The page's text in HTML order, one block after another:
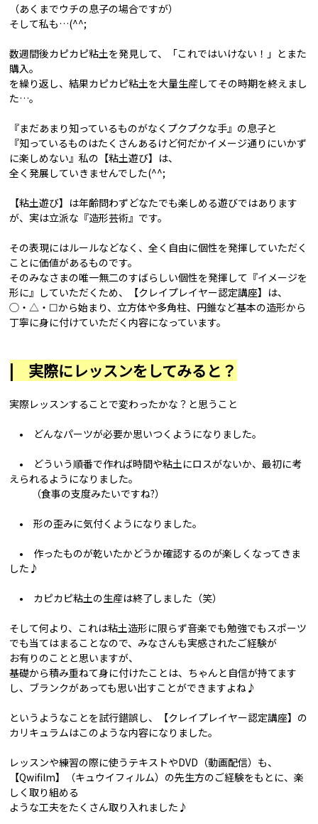
（あくまでウチの息子の場合ですが）
そして私も…(^^;
数週間後カピカピ粘土を発見して、「これではいけない！」とまた
購入。
を繰り返し、結果カピカピ粘土を大量生産してその時期を終えまし
た…。
『まだあまり知っているものがなくプクプクな手』の息子と
『知っているものはたくさんあるけど何だかイメージ通りにいかず
に楽しめない』私の【粘土遊び】は、
全く発展していきませんでした(^^;
【粘土遊び】は年齢問わずどなたでも楽しめる遊びではあります
が、実は立派な『造形芸術』です。
その表現にはルールなどなく、全く自由に個性を発揮していただく
ことに価値があるものです。
そのみなさまの唯一無二のすばらしい個性を発揮して『イメージを
形に』していただくため、【クレイプレイヤー認定講座】は、
◯・△・☐から始まり、立方体や多角柱、円錐など基本の造形から
丁寧に身に付けていただく内容になっています。
| 実際にレッスンをしてみると？
実際レッスンすることで変わったかな？と思うこと
• どんなパーツが必要か思いつくようになりました。
• どういう順番で作れば時間や粘土にロスがないか、最初に考
えられるようになりました。
（食事の支度みたいですね?）
• 形の歪みに気付くようになりました。
• 作ったものが乾いたかどうか確認するのが楽しくなってきま
した♪
• カピカピ粘土の生産は終了しました（笑）
そして何より、これは粘土造形に限らず音楽でも勉強でもスポーツ
でも当てはまることなので、みなさんも実感されたご経験が
お有りのことと思いますが、
基礎から積み重ねて身に付けたことは、ちゃんと自信が持てます
し、ブランクがあっても思い出すことができますよね♪
というようなことを試行錯誤し、【クレイプレイヤー認定講座】の
カリキュラムはこのような内容になりました。
レッスンや練習の際に使うテキストやDVD（動画配信）も、
【Qwifilm】（キュウイフィルム）の先生方のご経験をもとに、楽
しく取り組める
ような工夫をたくさん取り入れました♪